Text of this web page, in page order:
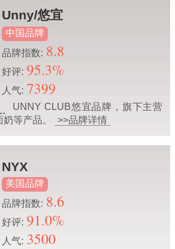
Unny/悠宜
中国品牌
品牌指数: 8.8
好评: 95.3%
人气: 7399
UNNY CLUB悠宜品牌，旗下主营
等产品。
>>品牌详情
NYX
美国品牌
品牌指数: 8.6
好评: 91.0%
人气: 3500